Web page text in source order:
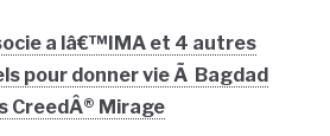
a lâ€™IMA et 4 autres
pour donner vie Ã Bagdad
CreedÂ® Mirage